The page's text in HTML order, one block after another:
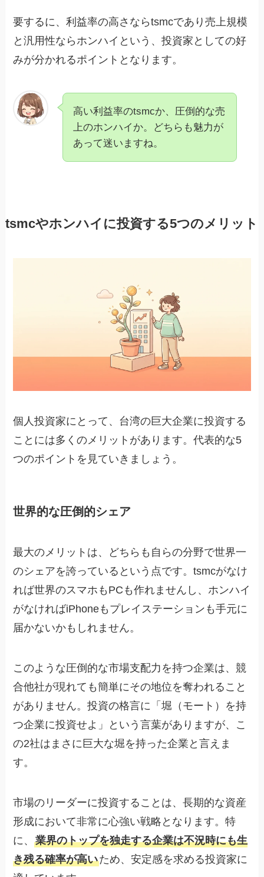
要するに、利益率の高さならtsmcであり売上規模
と汎用性ならホンハイという、投資家としての好
みが分かれるポイントとなります。
高い利益率のtsmcか、圧倒的な売
上のホンハイか。どちらも魅力が
あって迷いますね。
tsmcやホンハイに投資する5つのメリット
個人投資家にとって、台湾の巨大企業に投資する
ことには多くのメリットがあります。代表的な5
つのポイントを見ていきましょう。
世界的な圧倒的シェア
最大のメリットは、どちらも自らの分野で世界一
のシェアを誇っているという点です。tsmcがなけ
れば世界のスマホもPCも作れませんし、ホンハイ
がなければiPhoneもプレイステーションも手元に
届かないかもしれません。
このような圧倒的な市場支配力を持つ企業は、競
合他社が現れても簡単にその地位を奪われること
がありません。投資の格言に「堀（モート）を持
つ企業に投資せよ」という言葉がありますが、こ
の2社はまさに巨大な堀を持った企業と言えま
す。
市場のリーダーに投資することは、長期的な資産
形成において非常に心強い戦略となります。特
に、業界のトップを独走する企業は不況時にも生
き残る確率が高いため、安定感を求める投資家に